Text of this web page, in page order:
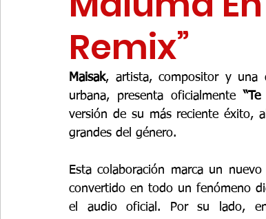
Remix”
Maisak, artista, compositor y una
urbana, presenta oficialmente
versión de su más reciente éxito,
grandes del género.
Esta colaboración marca un
convertido en todo un fenómeno
el audio oficial . Por su lado,